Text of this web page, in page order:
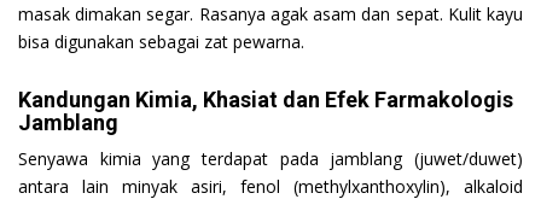
masak dimakan segar. Rasanya agak asam dan sepat. Kulit kayu
bisa digunakan sebagai zat pewarna.
Kandungan Kimia, Khasiat dan Efek Farmakologis
Jamblang
Senyawa kimia yang terdapat pada jamblang (juwet/duwet)
antara lain minyak asiri, fenol (methylxanthoxylin), alkaloid